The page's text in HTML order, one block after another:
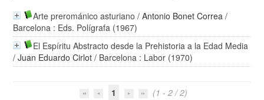
Arte prerománico asturiano /Antonio Bonet Correa /
Barcelona : Eds. Polígrafa (1967)
El Espíritu Abstracto desde la Prehistoria a la Edad Media
/Juan Eduardo Cirlot / Barcelona : Labor (1970)
1 (1 - 2 / 2)